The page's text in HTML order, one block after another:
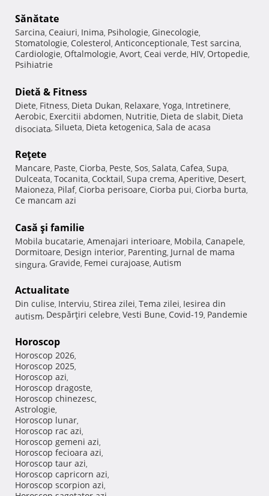
Sănătate
Sarcina, Ceaiuri, Inima, Psihologie, Ginecologie,
Stomatologie, Colesterol, Anticonceptionale, Test sarcina,
Cardiologie, Oftalmologie, Avort, Ceai verde, HIV, Ortopedie,
Psihiatrie
Dietă & Fitness
Diete, Fitness, Dieta Dukan, Relaxare, Yoga, Intretinere,
Aerobic, Exercitii abdomen, Nutritie, Dieta de slabit, Dieta
disociata, Silueta, Dieta ketogenica, Sala de acasa
Reţete
Mancare, Paste, Ciorba, Peste, Sos, Salata, Cafea, Supa,
Dulceata, Tocanita, Cocktail, Supa crema, Aperitive, Desert,
Maioneza, Pilaf, Ciorba perisoare, Ciorba pui, Ciorba burta,
Ce mancam azi
Casă şi familie
Mobila bucatarie, Amenajari interioare, Mobila, Canapele,
Dormitoare, Design interior, Parenting, Jurnal de mama
singura, Gravide, Femei curajoase, Autism
Actualitate
Din culise, Interviu, Stirea zilei, Tema zilei, Iesirea din
autism, Despărţiri celebre, Vesti Bune, Covid-19, Pandemie
Horoscop
Horoscop 2026,
Horoscop 2025,
Horoscop azi,
Horoscop dragoste,
Horoscop chinezesc,
Astrologie,
Horoscop lunar,
Horoscop rac azi,
Horoscop gemeni azi,
Horoscop fecioara azi,
Horoscop taur azi,
Horoscop capricorn azi,
Horoscop scorpion azi,